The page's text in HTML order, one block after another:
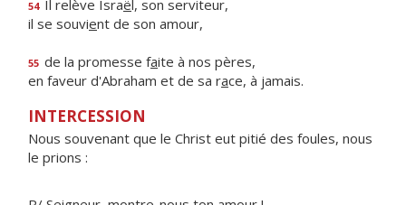
54 Il relève Israël, son serviteur,
il se souvient de son amour,
55 de la promesse faite à nos pères,
en faveur d'Abraham et de sa race, à jamais.
INTERCESSION
Nous souvenant que le Christ eut pitié des foules, nous
le prions :